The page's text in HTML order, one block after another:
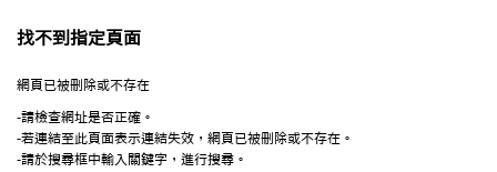
找不到指定頁面
網頁已被刪除或不存在
-請檢查網址是否正確。
-若連結至此頁面表示連結失效，網頁已被刪除或不存在。
-請於搜尋框中輸入關鍵字，進行搜尋。